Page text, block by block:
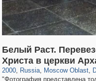
Белый Раст.
Христа в церкви
2000, Russia
1,407,363 29,248
, Moscow Oblast
96,615 1,691
,
"Фотография представлена